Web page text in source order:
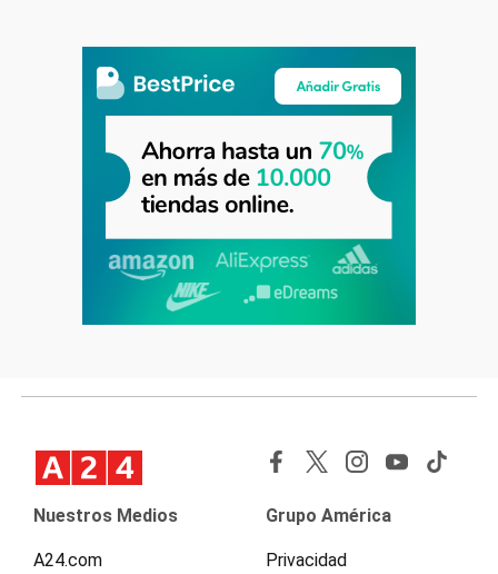
Nuestros Medios
A24.com
Grupo América
Privacidad